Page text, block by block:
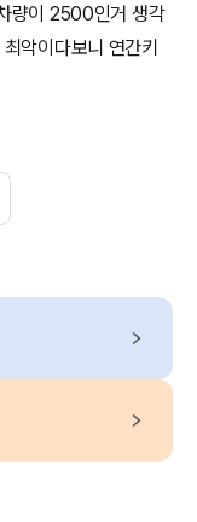
량이 2500인거 생각
악이다보니 연간키